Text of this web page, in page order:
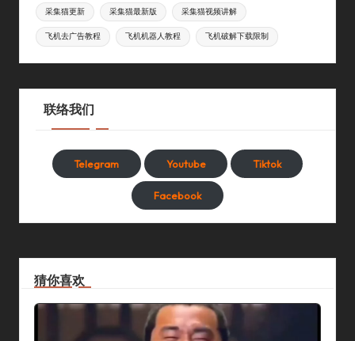
采集猫更新 采集猫最新版 采集猫视频讲解
飞机去广告教程 飞机机器人教程 飞机破解下载限制
联络我们
Telegram Youtube Tiktok
Facebook
猜你喜欢